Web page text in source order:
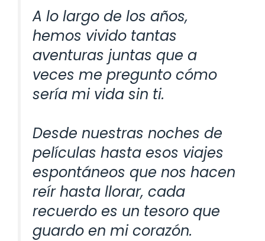
A lo largo de los años,
hemos vivido tantas
aventuras juntas que a
veces me pregunto cómo
sería mi vida sin ti.
Desde nuestras noches de
películas hasta esos viajes
espontáneos que nos hacen
reír hasta llorar, cada
recuerdo es un tesoro que
guardo en mi corazón.